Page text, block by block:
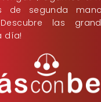
de segunda
Descubre las
día!